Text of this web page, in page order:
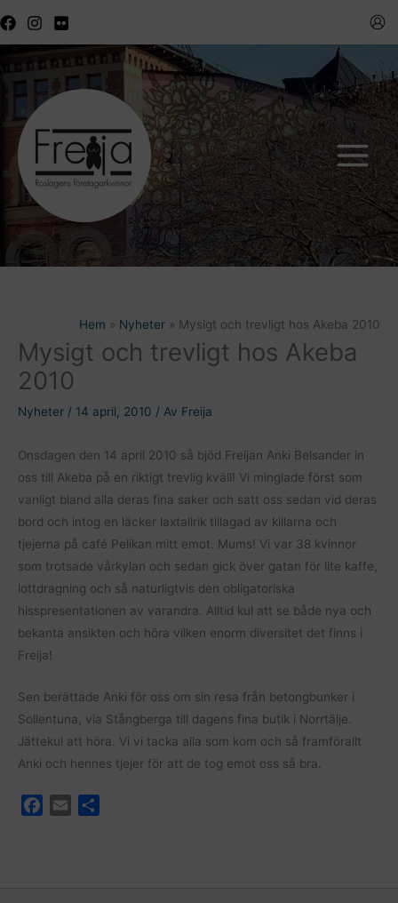
till
Hem Nyheter Mysigt och trevligt hos Akeba 2010
Mysigt och trevligt hos Akeba
2010
Nyheter / 14 april, 2010 / Av Freija
Onsdagen den 14 april 2010 så bjöd Freijan Anki Belsander in
oss till Akeba på en riktigt trevlig kväll! Vi minglade först som
vanligt bland alla deras fina saker och satt oss sedan vid deras
bord och intog en läcker laxtallrik tillagad av killarna och
tjejerna på café Pelikan mitt emot. Mums! Vi var 38 kvinnor
som trotsade vårkylan och sedan gick över gatan för lite kaffe,
lottdragning och så naturligtvis den obligatoriska
hisspresentationen av varandra. Alltid kul att se både nya och
bekanta ansikten och höra vilken enorm diversitet det finns i
Freija!
Sen berättade Anki för oss om sin resa från betongbunker i
Sollentuna, via Stångberga till dagens fina butik i Norrtälje.
Jättekul att höra. Vi vi tacka alla som kom och så framförallt
Anki och hennes tjejer för att de tog emot oss så bra.